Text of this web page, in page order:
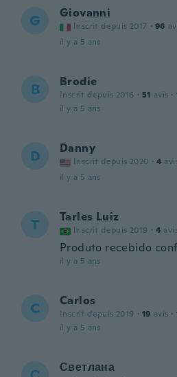
G Giovanni
Inscrit depuis 2017 · 96
il y a 5 ans
B Brodie
Inscrit depuis 2016 · 51 avis ·
il y a 5 ans
D Danny
Inscrit depuis 2020 · 4
il y a 5 ans
T Tarles Luiz
Inscrit depuis 2019 · 4
Produto recebido
il y a 5 ans
C Carlos
Inscrit depuis 2019 · 19 avis ·
il y a 5 ans
Светлана